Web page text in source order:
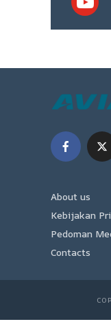
About us
Kebijakan
Pedoman
Contacts